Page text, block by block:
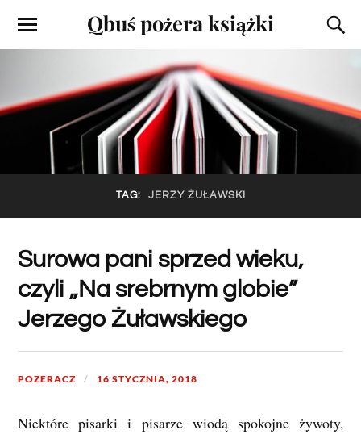
Qbuś pożera książki
TAG: JERZY ŻUŁAWSKI
Surowa pani sprzed wieku,
czyli „Na srebrnym globie”
Jerzego Żuławskiego
POZERACZ 16 STYCZNIA, 2018
Niektóre pisarki i pisarze wiodą spokojne żywoty,